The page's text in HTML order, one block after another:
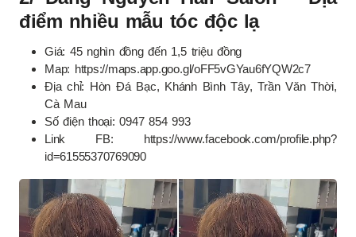
điểm nhiều mẫu tóc độc lạ
Giá: 45 nghìn đồng đến 1,5 triệu đồng
Map: https://maps.app.goo.gl/oFF5vGYau6fYQW2c7
Địa chỉ: Hòn Đá Bạc, Khánh Bình Tây, Trần Văn Thời,
Cà Mau
Số điện thoại: 0947 854 993
Link FB: https://www.facebook.com/profile.php?
id=61555370769090